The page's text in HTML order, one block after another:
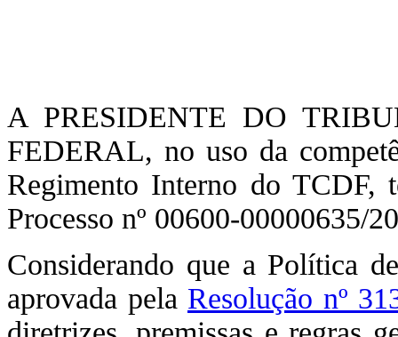
A PRESIDENTE DO
FEDERAL, no uso da
Regimento Interno do TCDF,
Processo nº 00600-00000635/
Considerando que a Política
aprovada pela Resolução nº